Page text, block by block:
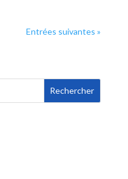
Entrées suivantes »
Rechercher